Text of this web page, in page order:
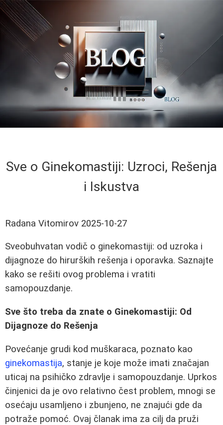
Sve o Ginekomastiji: Uzroci, Rešenja
i Iskustva
Radana Vitomirov 2025-10-27
Sveobuhvatan vodič o ginekomastiji: od uzroka i
dijagnoze do hirurških rešenja i oporavka. Saznajte
kako se rešiti ovog problema i vratiti
samopouzdanje.
Sve što treba da znate o Ginekomastiji: Od
Dijagnoze do Rešenja
Povećanje grudi kod muškaraca, poznato kao
ginekomastija, stanje je koje može imati značajan
uticaj na psihičko zdravlje i samopouzdanje. Uprkos
činjenici da je ovo relativno čest problem, mnogi se
osećaju usamljeno i zbunjeno, ne znajući gde da
potraže pomoć. Ovaj članak ima za cilj da pruži